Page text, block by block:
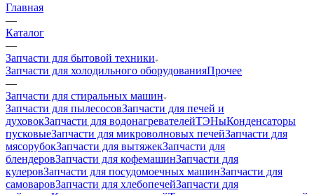
Главная
—
Каталог
—
Запчасти для бытовой техники
Запчасти для холодильного оборудованияПрочее
—
Запчасти для стиральных машин
Запчасти для пылесосовЗапчасти для печей и
духовокЗапчасти для водонагревателейТЭНыКонденсаторы
пусковыеЗапчасти для микроволновых печейЗапчасти для
мясорубокЗапчасти для вытяжекЗапчасти для
блендеровЗапчасти для кофемашинЗапчасти для
кулеровЗапчасти для посудомоечных машинЗапчасти для
самоваровЗапчасти для хлебопечейЗапчасти для